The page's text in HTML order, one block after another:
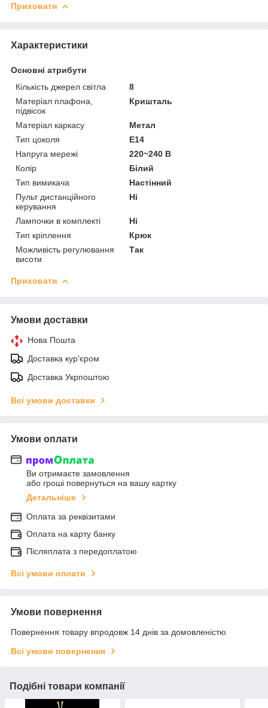
Приховати
Характеристики
Основні атрибути
Кількість джерел світла
8
Матеріал плафона,
підвісок
Кришталь
Матеріал каркасу
Метал
Тип цоколя
E14
Напруга мережі
220~240 В
Колір
Білий
Тип вимикача
Настінний
Пульт дистанційного
керування
Ні
Лампочки в комплекті
Ні
Тип кріплення
Крюк
Можливість регулювання
висоти
Так
Приховати
Умови доставки
Нова Пошта
Доставка кур'єром
Доставка Укрпоштою
Всі умови доставки
Умови оплати
Ви отримаєте замовлення
або гроші повернуться на вашу картку
Детальніше
Оплата за реквізитами
Оплата на карту банку
Післяплата з передоплатою
Всі умови оплати
Умови повернення
Повернення товару впродовж 14 днів за домовленістю
Всі умови повернення
Подібні товари компанії